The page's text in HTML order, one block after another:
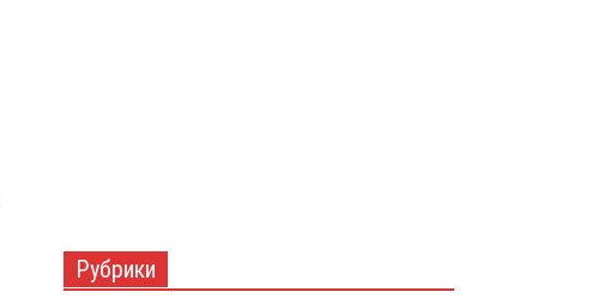
Рубрики